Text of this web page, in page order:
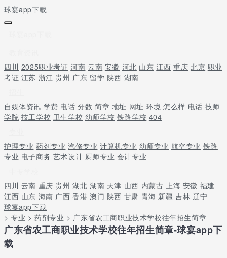
球宴app下载
四川 2025职业考证 河南 云南 安徽 河北 山东 江西 重庆 北京 职业
考证 江苏 浙江 贵州 广东 留学 陕西 湖南
自媒体资讯 学费 电话 分数 简章 地址 网址 环境 怎么样 电话 技师
学院 技工学校 卫生学校 幼师学校 铁路学校 404
护理专业 药剂专业 汽修专业 计算机专业 幼师专业 航空专业 铁路
专业 电子商务 艺术设计 厨师专业 会计专业
四川 云南 重庆 贵州 湖北 湖南 天津 山西 内蒙古 上海 安徽 福建
江西 山东 海南 广西 香港 澳门 陕西 甘肃 青海 新疆 吉林 辽宁
球宴app下载
>专业 >药剂专业 > 广东省农工商职业技术学校往年招生简章
广东省农工商职业技术学校往年招生简章-球宴app下
载